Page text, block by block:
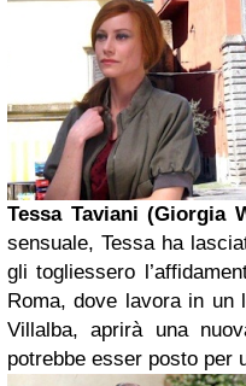
Tessa Taviani (Giorgia
sensuale, Tessa ha
gli togliessero
Roma, dove lavora in un
Villalba, aprirà una
potrebbe esser posto per